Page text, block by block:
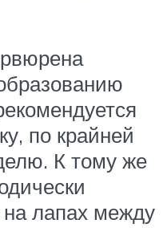
по крайней
К тому же
на лапах между